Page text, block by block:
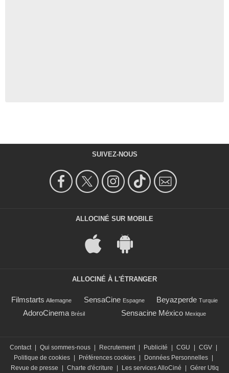
SUIVEZ-NOUS
ALLOCINÉ SUR MOBILE
ALLOCINÉ À L'ÉTRANGER
Filmstarts Allemagne SensaCine Espagne Beyazperde Turquie
AdoroCinema Brésil Sensacine México Mexique
Contact Qui sommes-nous Recrutement Publicité CGU CGV
Politique de cookies
Préférences cookies Données Personnelles
Revue de presse
Charte d'écriture Les services AlloCiné Gérer Utiq